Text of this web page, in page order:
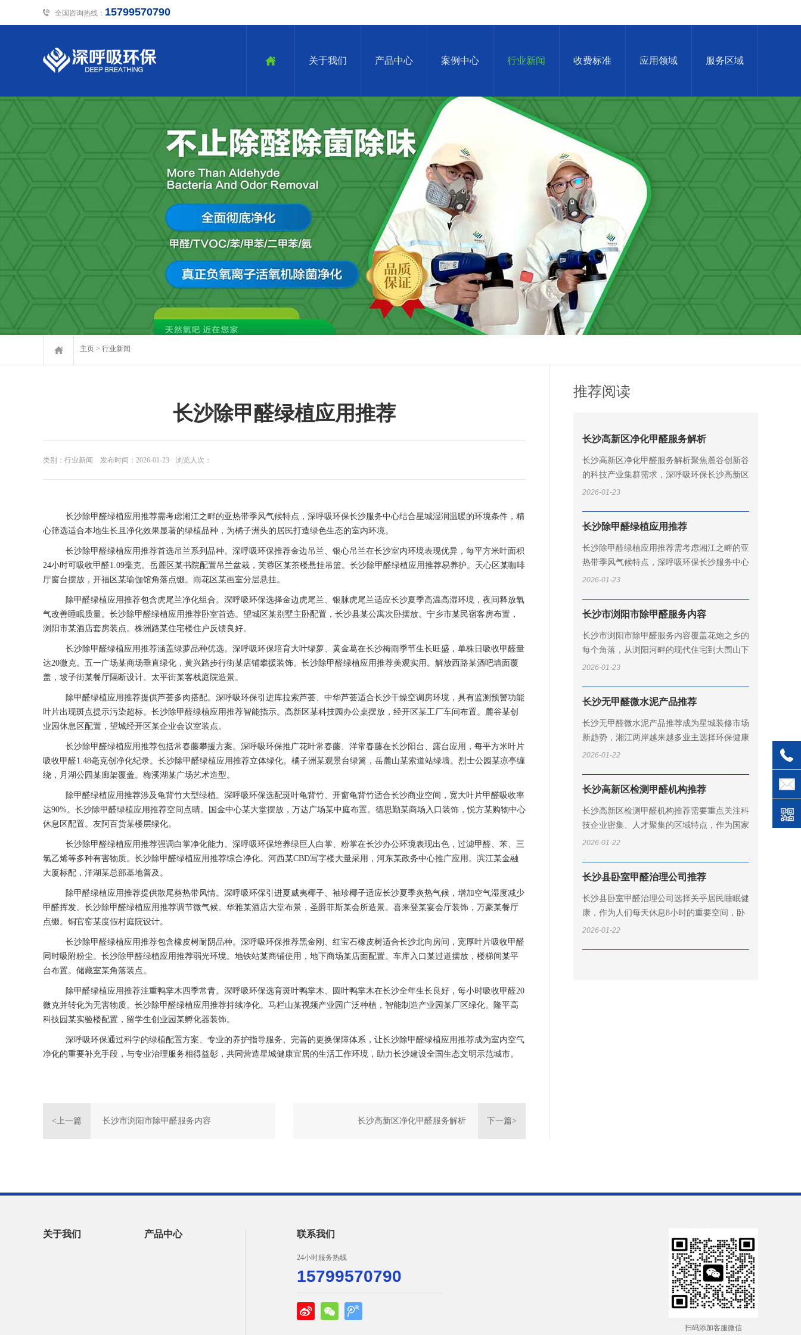
全国咨询热线： 15799570790
关于我们 产品中心 案例中心 行业新闻 收费标准 应用领域 服务区域
主页 > 行业新闻
长沙除甲醛绿植应用推荐
类别：行业新闻 发布时间：2026-01-23 浏览人次：
长沙除甲醛绿植应用推荐需考虑湘江之畔的亚热带季风气候特点，深呼吸环保长沙服务中心结合星城湿润温暖的环境条件，精
心筛选适合本地生长且净化效果显著的绿植品种，为橘子洲头的居民打造绿色生态的室内环境。
长沙除甲醛绿植应用推荐首选吊兰系列品种。深呼吸环保推荐金边吊兰、银心吊兰在长沙室内环境表现优异，每平方米叶面积
24小时可吸收甲醛1.09毫克。岳麓区某书院配置吊兰盆栽，芙蓉区某茶楼悬挂吊篮。长沙除甲醛绿植应用推荐易养护。天心区某咖啡
厅窗台摆放，开福区某瑜伽馆角落点缀。雨花区某画室分层悬挂。
除甲醛绿植应用推荐包含虎尾兰净化组合。深呼吸环保选择金边虎尾兰、银脉虎尾兰适应长沙夏季高温高湿环境，夜间释放氧
气改善睡眠质量。长沙除甲醛绿植应用推荐卧室首选。望城区某别墅主卧配置，长沙县某公寓次卧摆放。宁乡市某民宿客房布置，
浏阳市某酒店套房装点。株洲路某住宅楼住户反馈良好。
长沙除甲醛绿植应用推荐涵盖绿萝品种优选。深呼吸环保培育大叶绿萝、黄金葛在长沙梅雨季节生长旺盛，单株日吸收甲醛量
达20微克。五一广场某商场垂直绿化，黄兴路步行街某店铺攀援装饰。长沙除甲醛绿植应用推荐美观实用。解放西路某酒吧墙面覆
盖，坡子街某餐厅隔断设计。太平街某客栈庭院造景。
除甲醛绿植应用推荐提供芦荟多肉搭配。深呼吸环保引进库拉索芦荟、中华芦荟适合长沙干燥空调房环境，具有监测预警功能
叶片出现斑点提示污染超标。长沙除甲醛绿植应用推荐智能指示。高新区某科技园办公桌摆放，经开区某工厂车间布置。麓谷某创
业园休息区配置，望城经开区某企业会议室装点。
长沙除甲醛绿植应用推荐包括常春藤攀援方案。深呼吸环保推广花叶常春藤、洋常春藤在长沙阳台、露台应用，每平方米叶片
吸收甲醛1.48毫克创净化纪录。长沙除甲醛绿植应用推荐立体绿化。橘子洲某观景台绿篱，岳麓山某索道站绿墙。烈士公园某凉亭缠
绕，月湖公园某廊架覆盖。梅溪湖某广场艺术造型。
除甲醛绿植应用推荐涉及龟背竹大型绿植。深呼吸环保选配斑叶龟背竹、开窗龟背竹适合长沙商业空间，宽大叶片甲醛吸收率
达90%。长沙除甲醛绿植应用推荐空间点睛。国金中心某大堂摆放，万达广场某中庭布置。德思勤某商场入口装饰，悦方某购物中心
休息区配置。友阿百货某楼层绿化。
长沙除甲醛绿植应用推荐强调白掌净化能力。深呼吸环保培养绿巨人白掌、粉掌在长沙办公环境表现出色，过滤甲醛、苯、三
氯乙烯等多种有害物质。长沙除甲醛绿植应用推荐综合净化。河西某CBD写字楼大量采用，河东某政务中心推广应用。滨江某金融
大厦标配，洋湖某总部基地普及。
除甲醛绿植应用推荐提供散尾葵热带风情。深呼吸环保引进夏威夷椰子、袖珍椰子适应长沙夏季炎热气候，增加空气湿度减少
甲醛挥发。长沙除甲醛绿植应用推荐调节微气候。华雅某酒店大堂布景，圣爵菲斯某会所造景。喜来登某宴会厅装饰，万豪某餐厅
点缀。铜官窑某度假村庭院设计。
长沙除甲醛绿植应用推荐包含橡皮树耐阴品种。深呼吸环保推荐黑金刚、红宝石橡皮树适合长沙北向房间，宽厚叶片吸收甲醛
同时吸附粉尘。长沙除甲醛绿植应用推荐弱光环境。地铁站某商铺使用，地下商场某店面配置。车库入口某过道摆放，楼梯间某平
台布置。储藏室某角落装点。
除甲醛绿植应用推荐注重鸭掌木四季常青。深呼吸环保选育斑叶鸭掌木、圆叶鸭掌木在长沙全年生长良好，每小时吸收甲醛20
微克并转化为无害物质。长沙除甲醛绿植应用推荐持续净化。马栏山某视频产业园广泛种植，智能制造产业园某厂区绿化。隆平高
科技园某实验楼配置，留学生创业园某孵化器装饰。
深呼吸环保通过科学的绿植配置方案、专业的养护指导服务、完善的更换保障体系，让长沙除甲醛绿植应用推荐成为室内空气
净化的重要补充手段，与专业治理服务相得益彰，共同营造星城健康宜居的生活工作环境，助力长沙建设全国生态文明示范城市。
<上一篇 长沙市浏阳市除甲醛服务内容 下一篇>
长沙高新区净化甲醛服务解析
推荐阅读
长沙高新区净化甲醛服务解析
长沙高新区净化甲醛服务解析聚焦麓谷创新谷
的科技产业集群需求，深呼吸环保长沙高新区
服务中心依托岳麓山大学科技城的人才优势，
2026-01-23
长沙除甲醛绿植应用推荐
长沙除甲醛绿植应用推荐需考虑湘江之畔的亚
热带季风气候特点，深呼吸环保长沙服务中心
结合星城湿润温暖的环境条件，精心筛选适合
2026-01-23
长沙市浏阳市除甲醛服务内容
长沙市浏阳市除甲醛服务内容覆盖花炮之乡的
每个角落，从浏阳河畔的现代住宅到大围山下
的乡村别墅，深呼吸环保浏阳服务中心凭借本
2026-01-23
长沙无甲醛微水泥产品推荐
长沙无甲醛微水泥产品推荐成为星城装修市场
新趋势，湘江两岸越来越多业主选择环保健康
的装饰材料。深呼吸环保长沙材料检测中心通
2026-01-22
长沙高新区检测甲醛机构推荐
长沙高新区检测甲醛机构推荐需要重点关注科
技企业密集、人才聚集的区域特点，作为国家
级高新技术产业开发区，这里汇聚了大量科研
2026-01-22
长沙县卧室甲醛治理公司推荐
长沙县卧室甲醛治理公司选择关乎居民睡眠健
康，作为人们每天休息8小时的重要空间，卧
室空气质量直接影响身体恢复和免疫力。深呼
2026-01-22
关于我们 产品中心 联系我们
24小时服务热线
15799570790
扫码添加客服微信